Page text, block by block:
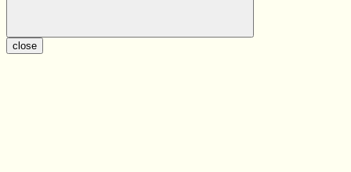
close